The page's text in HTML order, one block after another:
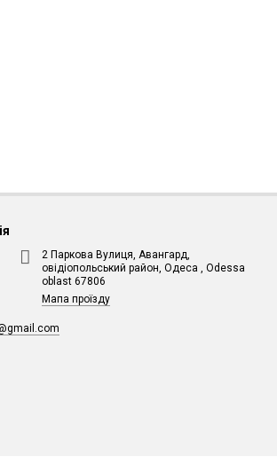
2 Паркова Вулиця, Авангард,
овідіопольський район, Одеса , Odessa
oblast 67806
Мапа проїзду